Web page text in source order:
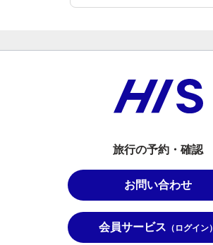
旅行の予約・確認
お問い合わせ
会員サービス （ログイン）